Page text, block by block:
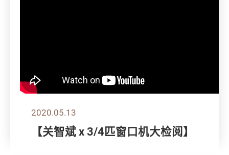
2020.05.13
【关智斌 x 3/4匹窗口机大检阅】